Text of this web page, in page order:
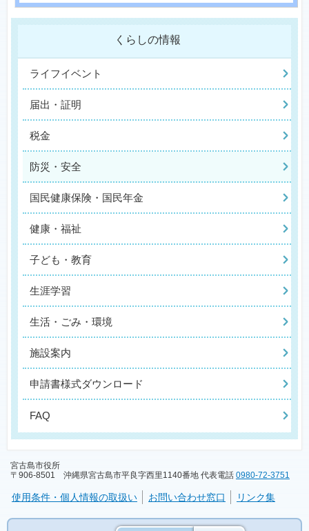
くらしの情報
ライフイベント
届出・証明
税金
防災・安全
国民健康保険・国民年金
健康・福祉
子ども・教育
生涯学習
生活・ごみ・環境
施設案内
申請書様式ダウンロード
FAQ
宮古島市役所
〒906-8501 沖縄県宮古島市平良字西里1140番地 代表電話 0980-72-3751
使用条件・個人情報の取扱い お問い合わせ窓口 リンク集